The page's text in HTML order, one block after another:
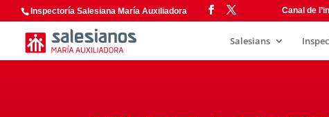
Inspectoría Salesiana María Auxiliadora Canal de
Salesians